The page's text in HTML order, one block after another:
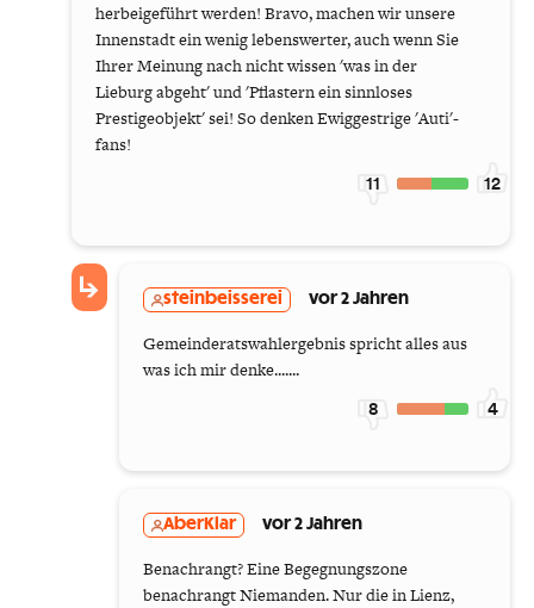
herbeigeführt werden! Bravo, machen wir unsere
Innenstadt ein wenig lebenswerter, auch wenn Sie
Ihrer Meinung nach nicht wissen 'was in der
Lieburg abgeht' und 'Pflastern ein sinnloses
Prestigeobjekt' sei! So denken Ewiggestrige 'Auti'-
fans!
11 12
steinbeisserei vor 2 Jahren
Gemeinderatswahlergebnis spricht alles aus
was ich mir denke.......
8 4
AberKlar vor 2 Jahren
Benachrangt? Eine Begegnungszone
benachrangt Niemanden. Nur die in Lienz,